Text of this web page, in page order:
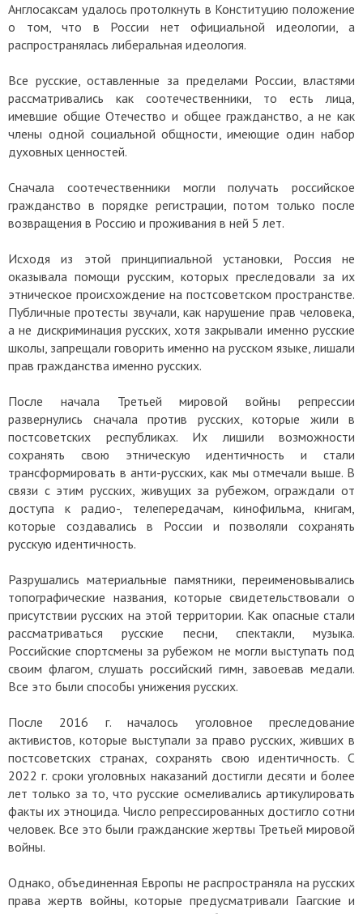
Англосаксам удалось протолкнуть в Конституцию положение
о том, что в России нет официальной идеологии, а
распространялась либеральная идеология.
Все русские, оставленные за пределами России, властями
рассматривались как соотечественники, то есть лица,
имевшие общие Отечество и общее гражданство, а не как
члены одной социальной общности, имеющие один набор
духовных ценностей.
Сначала соотечественники могли получать российское
гражданство в порядке регистрации, потом только после
возвращения в Россию и проживания в ней 5 лет.
Исходя из этой принципиальной установки, Россия не
оказывала помощи русским, которых преследовали за их
этническое происхождение на постсоветском пространстве.
Публичные протесты звучали, как нарушение прав человека,
а не дискриминация русских, хотя закрывали именно русские
школы, запрещали говорить именно на русском языке, лишали
прав гражданства именно русских.
После начала Третьей мировой войны репрессии
развернулись сначала против русских, которые жили в
постсоветских республиках. Их лишили возможности
сохранять свою этническую идентичность и стали
трансформировать в анти-русских, как мы отмечали выше. В
связи с этим русских, живущих за рубежом, ограждали от
доступа к радио-, телепередачам, кинофильма, книгам,
которые создавались в России и позволяли сохранять
русскую идентичность.
Разрушались материальные памятники, переименовывались
топографические названия, которые свидетельствовали о
присутствии русских на этой территории. Как опасные стали
рассматриваться русские песни, спектакли, музыка.
Российские спортсмены за рубежом не могли выступать под
своим флагом, слушать российский гимн, завоевав медали.
Все это были способы унижения русских.
После 2016 г. началось уголовное преследование
активистов, которые выступали за право русских, живших в
постсоветских странах, сохранять свою идентичность. С
2022 г. сроки уголовных наказаний достигли десяти и более
лет только за то, что русские осмеливались артикулировать
факты их этноцида. Число репрессированных достигло сотни
человек. Все это были гражданские жертвы Третьей мировой
войны.
Однако, объединенная Европы не распространяла на русских
права жертв войны, которые предусматривали Гаагские и